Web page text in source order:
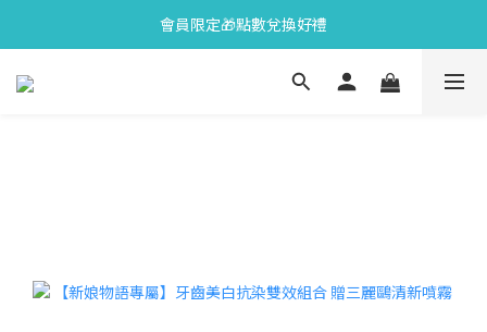
會員限定🎁點數兌換好禮
會員限定🎁點數兌換好禮